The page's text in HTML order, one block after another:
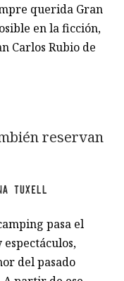
querida Gran
en la ficción,
Carlos Rubio de
reservan
TUXELL
pasa el
del pasado